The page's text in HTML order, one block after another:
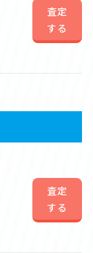
査定
する
査定
する